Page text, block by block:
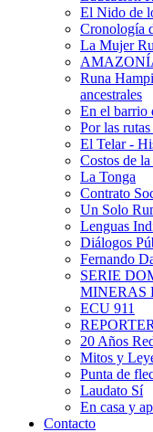
El Nido de
Cronología
La Mujer
Runa
ancestrales
En el barrio
Por las
El Telar -
Costos de
La Tonga
Contrato
Un Solo
Lenguas
Diálogos
Fernando
SERIE
MINERAS
ECU 911
20 Años
Mitos y
Punta de
Laudato Sí
En casa y
Contacto